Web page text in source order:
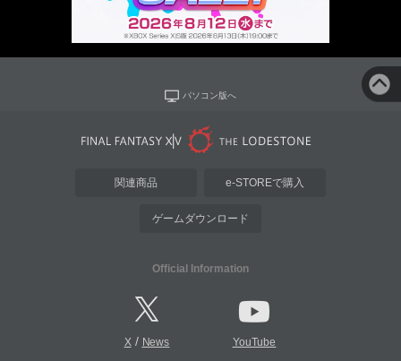
パソコン版へ
関連商品 e-STOREで購入
ゲームダウンロード
Official Information
X/ News YouTube